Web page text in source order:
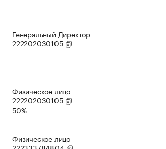
Генеральный Директор
222202030105
Физическое лицо
222202030105
50%
Физическое лицо